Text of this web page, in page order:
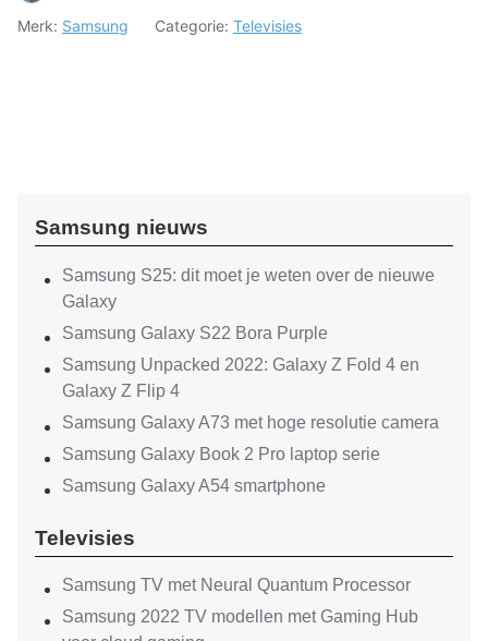
Merk: Samsung Categorie: Televisies
Samsung nieuws
Samsung S25: dit moet je weten over de nieuwe
Galaxy
Samsung Galaxy S22 Bora Purple
Samsung Unpacked 2022: Galaxy Z Fold 4 en
Galaxy Z Flip 4
Samsung Galaxy A73 met hoge resolutie camera
Samsung Galaxy Book 2 Pro laptop serie
Samsung Galaxy A54 smartphone
Televisies
Samsung TV met Neural Quantum Processor
Samsung 2022 TV modellen met Gaming Hub